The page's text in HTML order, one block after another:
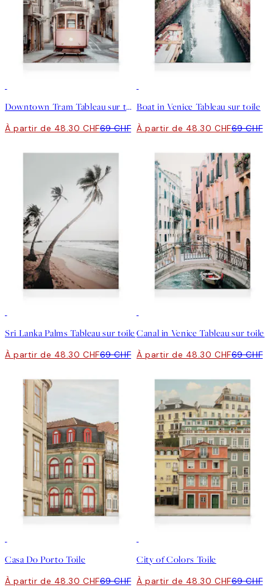
Downtown Tram Tableau sur toile
À partir de 48.30 CHF69 CHF
Boat in Venice Tableau sur toile
À partir de 48.30 CHF69 CHF
Sri Lanka Palms Tableau sur toile
À partir de 48.30 CHF69 CHF
Canal in Venice Tableau sur toile
À partir de 48.30 CHF69 CHF
Casa Do Porto Toile
À partir de 48.30 CHF69 CHF
City of Colors Toile
À partir de 48.30 CHF69 CHF